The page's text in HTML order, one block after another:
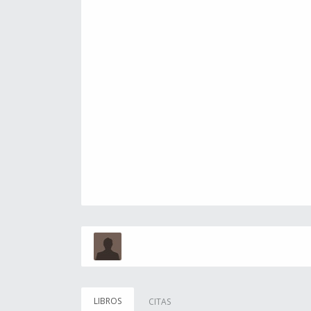
LIBROS CITAS